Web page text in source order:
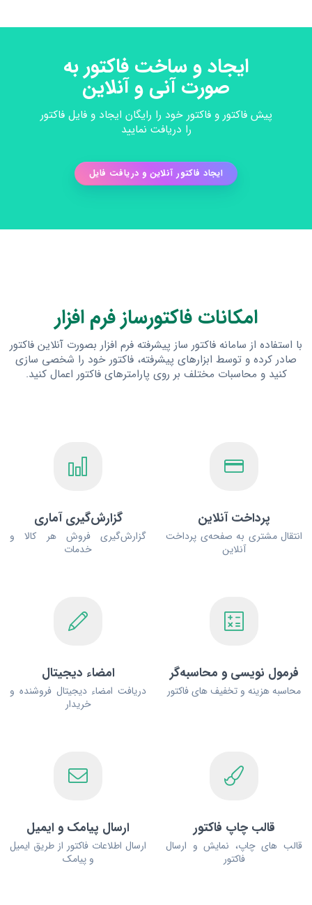
ایجاد و ساخت فاکتور به
صورت آنی و آنلاین
پیش فاکتور و فاکتور خود را رایگان ایجاد و فایل فاکتور
را دریافت نمایید
ایجاد فاکتور آنلاین و دریافت فایل
امکانات فاکتورساز فرم افزار
با استفاده از سامانه فاکتور ساز پیشرفته فرم افزار بصورت آنلاین فاکتور
صادر کرده و توسط ابزارهای پیشرفته، فاکتور خود را شخصی سازی
کنید و محاسبات مختلف بر روی پارامترهای فاکتور اعمال کنید.
پرداخت آنلاین
انتقال مشتری به صفحه‌ی پرداخت
آنلاین
گزارش‌گیری آماری
گزارش‌گیری فروش هر کالا و
خدمات
فرمول نویسی و محاسبه‌گر
محاسبه هزینه و تخفیف ‌های فاکتور
امضاء دیجیتال
دریافت امضاء دیجیتال فروشنده و
خریدار
قالب چاپ فاکتور
قالب های چاپ، نمایش و ارسال
فاکتور
ارسال پیامک و ایمیل
ارسال اطلاعات فاکتور از طریق ایمیل
و پیامک